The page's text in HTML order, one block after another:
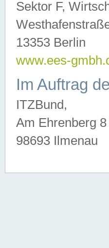
Sektor F,
13353 Berlin
www.ees-
Im Auftrag
ITZBund,
Am Ehrenberg 8
98693 Ilmenau